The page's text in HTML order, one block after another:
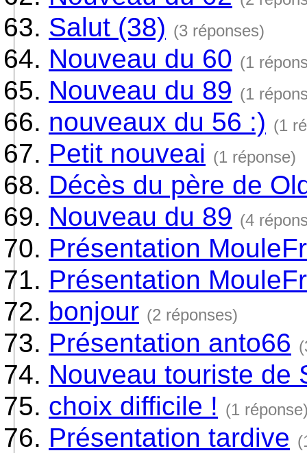
Salut (38) (3 réponses)
Nouveau du 60 (1
Nouveau du 89 (1
nouveaux du 56 :) (1
Petit nouveai (1 réponse)
Décès du père de
Nouveau du 89 (4
Présentation
Présentation
bonjour (2 réponses)
Présentation anto66
Nouveau touriste de
choix difficile ! (1
Présentation tardive